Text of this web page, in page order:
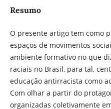
Resumo
O presente artigo tem como
espaços de movimentos
ambiente formativo no que
raciais no Brasil, para tal,
educação antirracista como
Com olhar a partir do
organizadas coletivamente